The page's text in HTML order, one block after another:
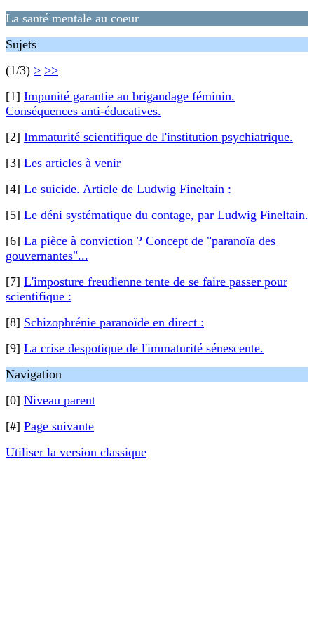
La santé mentale au coeur
Sujets
(1/3) > >>
[1] Impunité garantie au brigandage féminin.
Conséquences anti-éducatives.
[2] Immaturité scientifique de l'institution psychiatrique.
[3] Les articles à venir
[4] Le suicide. Article de Ludwig Fineltain :
[5] Le déni systématique du contage, par Ludwig Fineltain.
[6] La pièce à conviction ? Concept de "paranoïa des
gouvernantes"...
[7] L'imposture freudienne tente de se faire passer pour
scientifique :
[8] Schizophrénie paranoïde en direct :
[9] La crise despotique de l'immaturité sénescente.
Navigation
[0] Niveau parent
[#] Page suivante
Utiliser la version classique